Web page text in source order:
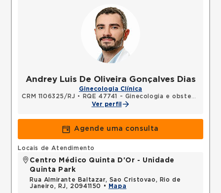
Andrey Luis De Oliveira Gonçalves Dias
Ginecologia Clínica
CRM 1106325/RJ •
RQE 47741 - Ginecologia e obstetrícia
Ver perfil
Agende uma consulta
Locais de Atendimento
Centro Médico Quinta D'Or - Unidade
Quinta Park
Rua Almirante Baltazar, Sao Cristovao, Rio de
Janeiro, RJ, 20941150 •
Mapa